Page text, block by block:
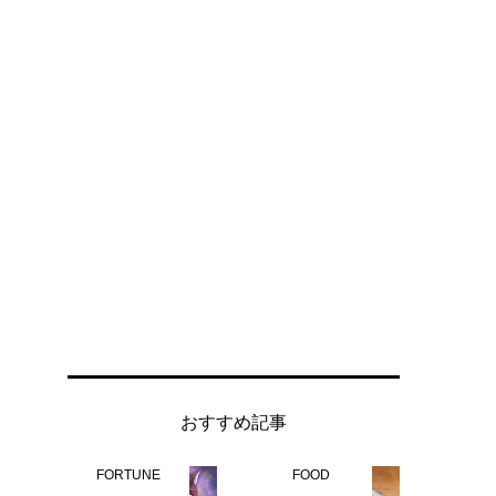
おすすめ記事
FORTUNE FOOD